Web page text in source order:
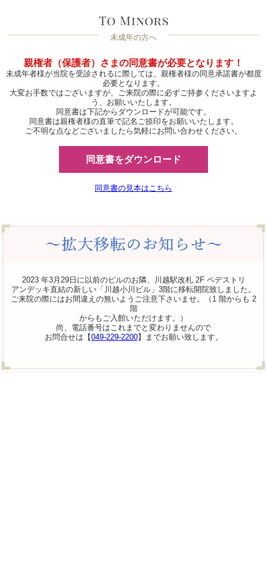
未成年の方へ
親権者（保護者）さまの同意書が必要となります！
未成年者様が当院を受診されるに際しては、親権者様の同意承諾書が都度
必要となります。
大変お手数ではございますが、ご来院の際に必ずご持参くださいますよ
う、お願いいたします。
同意書は下記からダウンロードが可能です。
同意書は親権者様の直筆で記名ご捺印をお願いいたします。
ご不明な点などございましたら気軽にお問い合わせください。
同意書をダウンロード
同意書の見本はこちら
2023 年3月29日に以前のビルのお隣、川越駅改札 2F ペデストリ
アンデッキ直結の新しい「川越小川ビル」3階に移転開院致しました。
ご来院の際にはお間違えの無いようご注意下さいませ。（1 階からも 2
階
からもご入館いただけます。）
尚、電話番号はこれまでと変わりませんので
お問合せは【049-229-2200】までお願い致します。